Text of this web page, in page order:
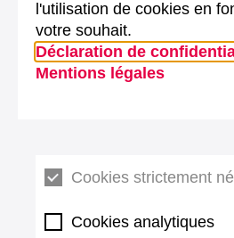
l'utilisation de cookies en
votre souhait.
Déclaration de
Mentions légales
Cookies strictement
Cookies analytiques